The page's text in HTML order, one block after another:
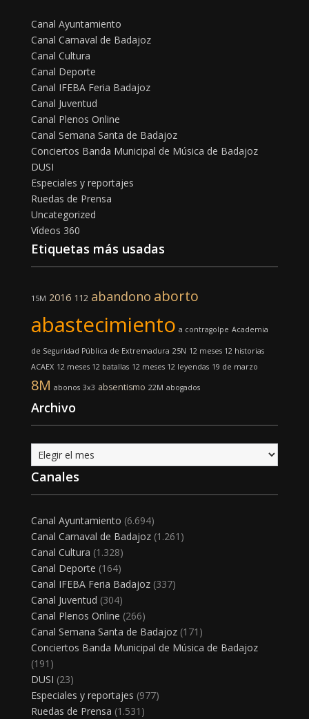
Canal Ayuntamiento
Canal Carnaval de Badajoz
Canal Cultura
Canal Deporte
Canal IFEBA Feria Badajoz
Canal Juventud
Canal Plenos Online
Canal Semana Santa de Badajoz
Conciertos Banda Municipal de Música de Badajoz
DUSI
Especiales y reportajes
Ruedas de Prensa
Uncategorized
Vídeos 360
Etiquetas más usadas
15M 2016 112 abandono aborto
abastecimiento a contragolpe Academia
de Seguridad Pública de Extremadura 25N 12 meses 12 historias
ACAEX 12 meses 12 batallas 12 meses 12 leyendas 19 de marzo
8M abonos 3x3 absentismo 22M abogados
Archivo
Archivo
Canales
Canal Ayuntamiento (6.694)
Canal Carnaval de Badajoz(1.261)
Canal Cultura (1.328)
Canal Deporte (164)
Canal IFEBA Feria Badajoz(337)
Canal Juventud (304)
Canal Plenos Online (266)
Canal Semana Santa de Badajoz(171)
Conciertos Banda Municipal de Música de Badajoz
(191)
DUSI (23)
Especiales y reportajes (977)
Ruedas de Prensa (1.531)